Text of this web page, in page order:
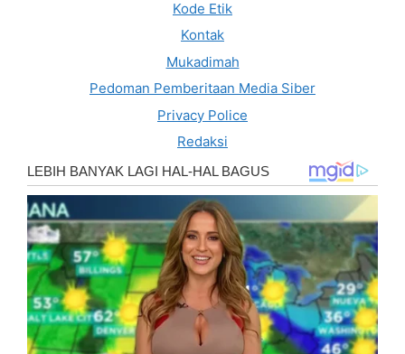
Kode Etik
Kontak
Mukadimah
Pedoman Pemberitaan Media Siber
Privacy Police
Redaksi